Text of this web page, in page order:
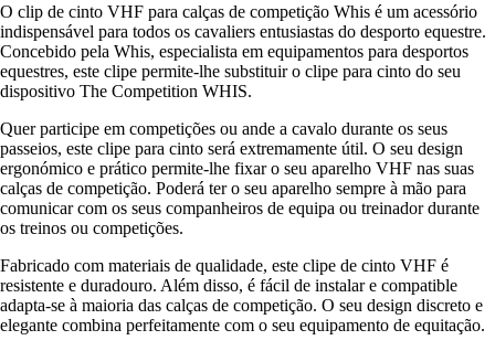
O clip de cinto VHF para calças de competição Whis é um acessório
indispensável para todos os cavaliers entusiastas do desporto equestre.
Concebido pela Whis, especialista em equipamentos para desportos
equestres, este clipe permite-lhe substituir o clipe para cinto do seu
dispositivo The Competition WHIS.
Quer participe em competições ou ande a cavalo durante os seus
passeios, este clipe para cinto será extremamente útil. O seu design
ergonómico e prático permite-lhe fixar o seu aparelho VHF nas suas
calças de competição. Poderá ter o seu aparelho sempre à mão para
comunicar com os seus companheiros de equipa ou treinador durante
os treinos ou competições.
Fabricado com materiais de qualidade, este clipe de cinto VHF é
resistente e duradouro. Além disso, é fácil de instalar e compatible
adapta-se à maioria das calças de competição. O seu design discreto e
elegante combina perfeitamente com o seu equipamento de equitação.